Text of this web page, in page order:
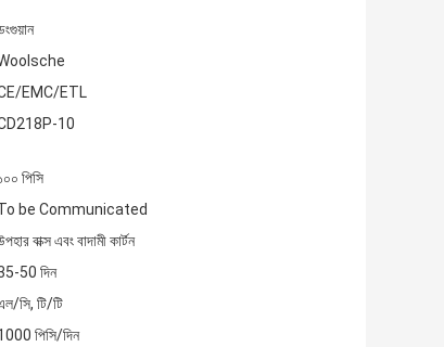
EMC/ETL
10
পিসি
be Communicated
বাক্স এবং বাদামী কার্টন
50 দিন
সি, টি/টি
পিসি/দিন